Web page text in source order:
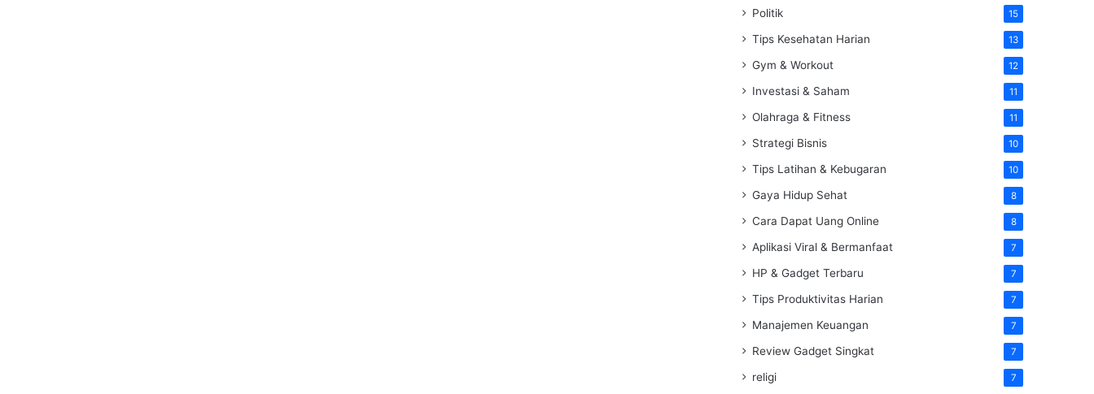
Politik 15
Tips Kesehatan Harian 13
Gym & Workout 12
Investasi & Saham 11
Olahraga & Fitness 11
Strategi Bisnis 10
Tips Latihan & Kebugaran 10
Gaya Hidup Sehat 8
Cara Dapat Uang Online 8
Aplikasi Viral & Bermanfaat 7
HP & Gadget Terbaru 7
Tips Produktivitas Harian 7
Manajemen Keuangan 7
Review Gadget Singkat 7
religi 7